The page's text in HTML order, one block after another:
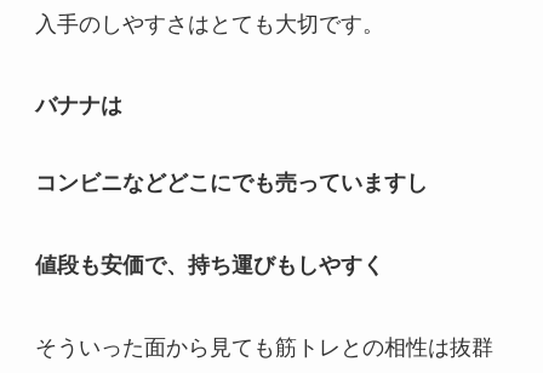
入手のしやすさはとても大切です。
バナナは
コンビニなどどこにでも売っていますし
値段も安価で、持ち運びもしやすく
そういった面から見ても筋トレとの相性は抜群